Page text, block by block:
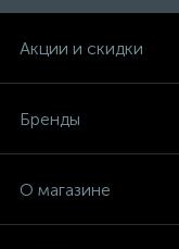
Акции и скидки
Бренды
О магазине